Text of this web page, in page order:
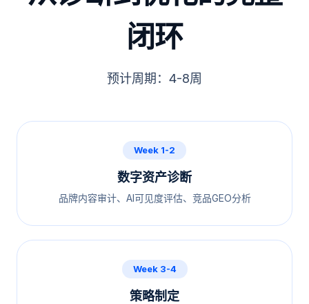
闭环
预计周期：4-8周
Week 1-2
数字资产诊断
品牌内容审计、AI可见度评估、竞品GEO分析
Week 3-4
策略制定